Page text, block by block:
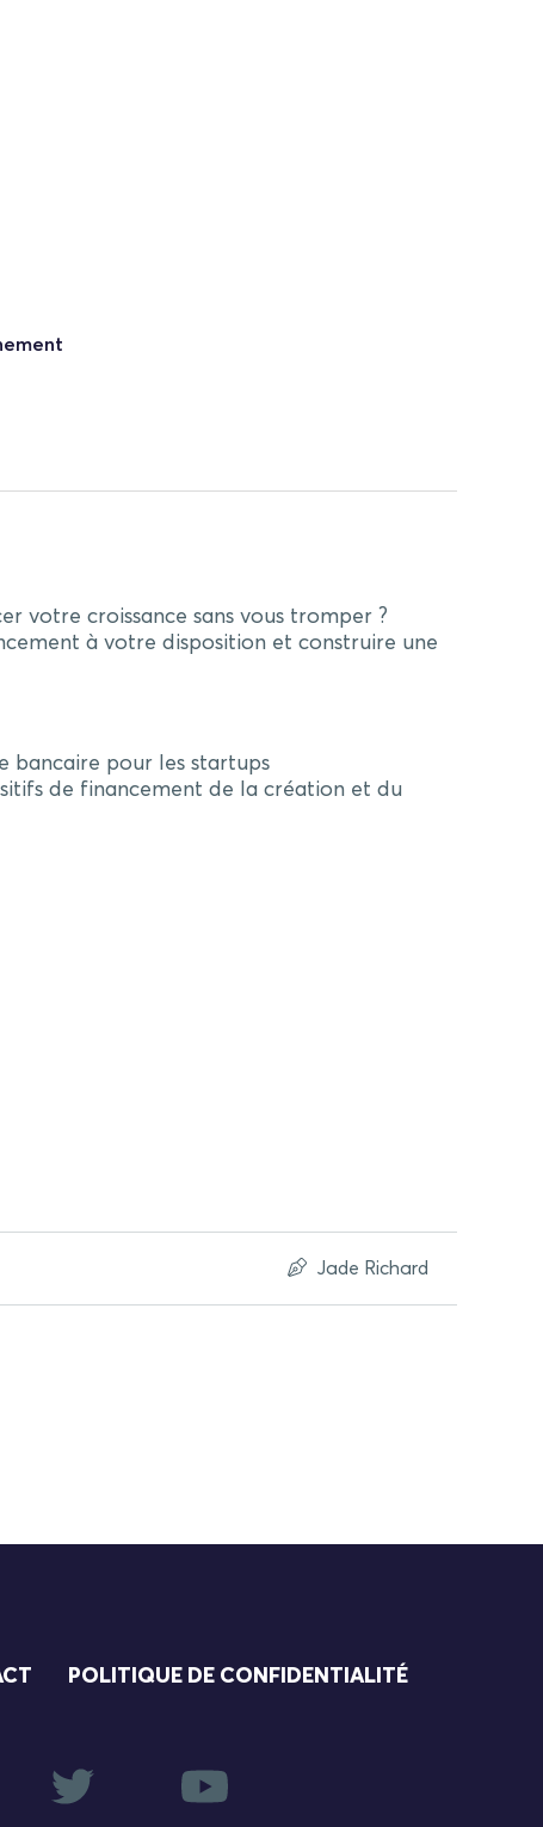
votre croissance sans vous tromper ?
à votre disposition et construire une
bancaire pour les startups
de financement de la création et du
Jade Richard
POLITIQUE DE CONFIDENTIALITÉ